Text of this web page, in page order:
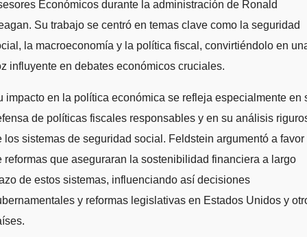
Económicos durante la administración de Ronald
Su trabajo se centró en temas clave como la seguridad
la macroeconomía y la política fiscal, convirtiéndolo en
influyente en debates económicos cruciales.
impacto en la política económica se refleja especialmente en
de políticas fiscales responsables y en su análisis
los sistemas de seguridad social. Feldstein argumentó a favor
reformas que aseguraran la sostenibilidad financiera a largo
de estos sistemas, influenciando así decisiones
y reformas legislativas en Estados Unidos y